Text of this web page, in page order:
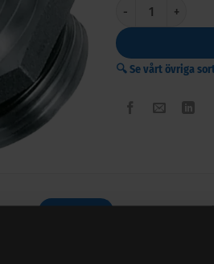
🔍 Se vårt övriga
slang – F14132000